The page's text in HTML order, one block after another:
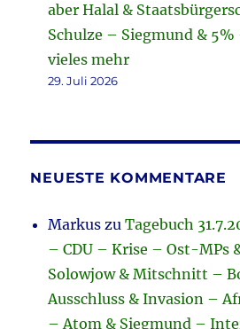
aber Halal &
Schulze – Siegmund &
vieles mehr
29. Juli 2026
NEUESTE KOMMENTARE
Markus zuTagebuch
– CDU – Krise – Ost-MPs
Solowjow & Mitschnitt –
Ausschluss & Invasion –
– Atom & Siegmund –